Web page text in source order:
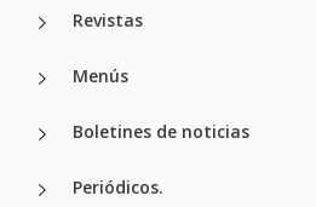
Revistas
Menús
Boletines de noticias
Periódicos.